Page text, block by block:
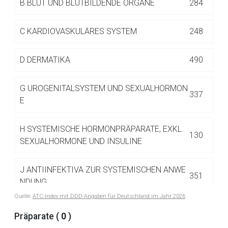
B BLUT UND BLUTBILDENDE ORGANE 284
C KARDIOVASKULÄRES SYSTEM 248
D DERMATIKA 490
G UROGENITALSYSTEM UND SEXUALHORMON
E
337
H SYSTEMISCHE HORMONPRÄPARATE, EXKL.
SEXUALHORMONE UND INSULINE
130
J ANTIINFEKTIVA ZUR SYSTEMISCHEN ANWE
NDUNG
351
J01 ANTIBIOTIKA ZUR SYSTEMISCHEN
ANWENDUNG
Quelle: ATC-Index mit DDD-Angaben für Deutschland im Jahr 2026
Präparate ( 0 )
Zur Seite